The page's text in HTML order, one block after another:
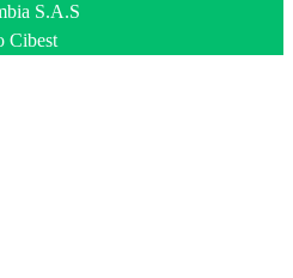
S.A.S
Cibest